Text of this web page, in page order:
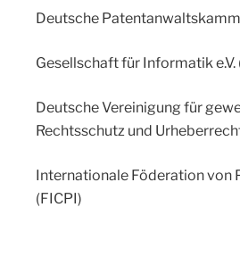
Deutsche
Gesellschaft für Informatik e.V.
Deutsche Vereinigung für
Rechtsschutz und Urheberrecht
Internationale Föderation von
(FICPI)